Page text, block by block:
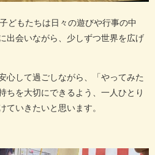
どもたちは日々の遊びや行事の中
出会いながら、少しずつ世界を広げ
心して過ごしながら、「やってみた
ちを大切にできるよう、一人ひとり
ていきたいと思います。